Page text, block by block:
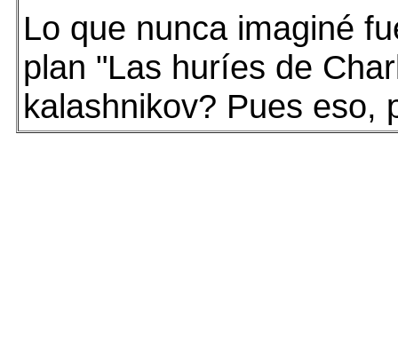
Lo que nunca imaginé
plan "Las huríes de
kalashnikov? Pues eso,